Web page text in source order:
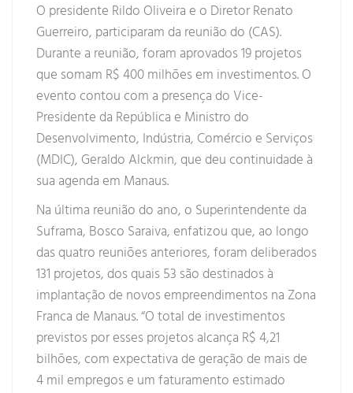
O presidente Rildo Oliveira e o Diretor Renato
Guerreiro, participaram da reunião do (CAS).
Durante a reunião, foram aprovados 19 projetos
que somam R$ 400 milhões em investimentos. O
evento contou com a presença do Vice-
Presidente da República e Ministro do
Desenvolvimento, Indústria, Comércio e Serviços
(MDIC), Geraldo Alckmin, que deu continuidade à
sua agenda em Manaus.
Na última reunião do ano, o Superintendente da
Suframa, Bosco Saraiva, enfatizou que, ao longo
das quatro reuniões anteriores, foram deliberados
131 projetos, dos quais 53 são destinados à
implantação de novos empreendimentos na Zona
Franca de Manaus. “O total de investimentos
previstos por esses projetos alcança R$ 4,21
bilhões, com expectativa de geração de mais de
4 mil empregos e um faturamento estimado